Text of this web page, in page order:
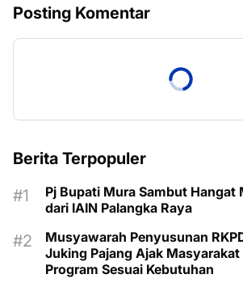
Posting Komentar
Berita Terpopuler
Pj Bupati Mura Sambut Hangat
dari IAIN Palangka Raya
Musyawarah Penyusunan
Juking Pajang Ajak
Program Sesuai Kebutuhan